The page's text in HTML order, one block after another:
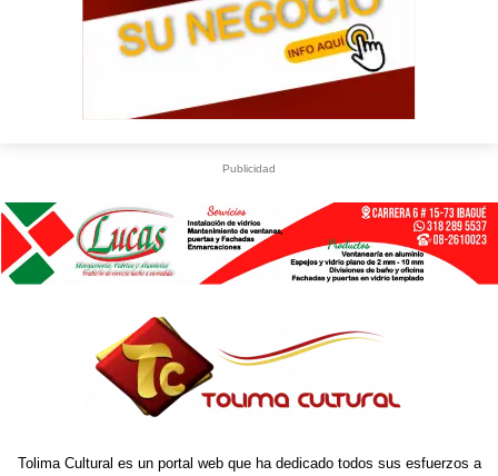
Publicidad
Tolima Cultural es un portal web que ha dedicado todos sus esfuerzos a